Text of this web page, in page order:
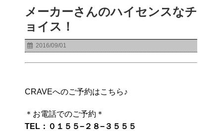
メーカーさんのハイセンスなチ
ョイス！
2016/09/01
CRAVEへのご予約はこちら♪
＊お電話でのご予約＊
TEL：０１５５−２８−３５５５